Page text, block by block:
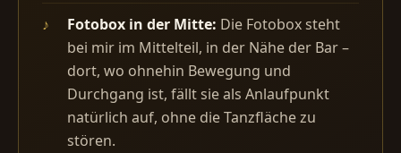
Fotobox in der Mitte: Die Fotobox steht
bei mir im Mittelteil, in der Nähe der Bar –
dort, wo ohnehin Bewegung und
Durchgang ist, fällt sie als Anlaufpunkt
natürlich auf, ohne die Tanzfläche zu
stören.